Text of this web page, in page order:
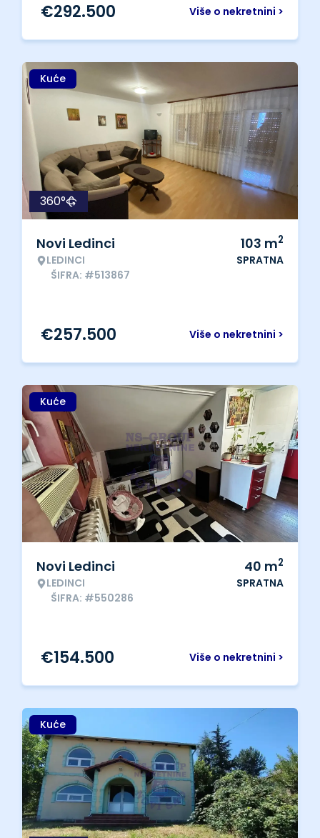
Više o nekretnini >
€292.500
Kuće
360°
Novi Ledinci
LEDINCI
ŠIFRA: #513867
103 m2
SPRATNA
Više o nekretnini >
€257.500
Kuće
Novi Ledinci
LEDINCI
ŠIFRA: #550286
40 m2
SPRATNA
Više o nekretnini >
€154.500
Kuće